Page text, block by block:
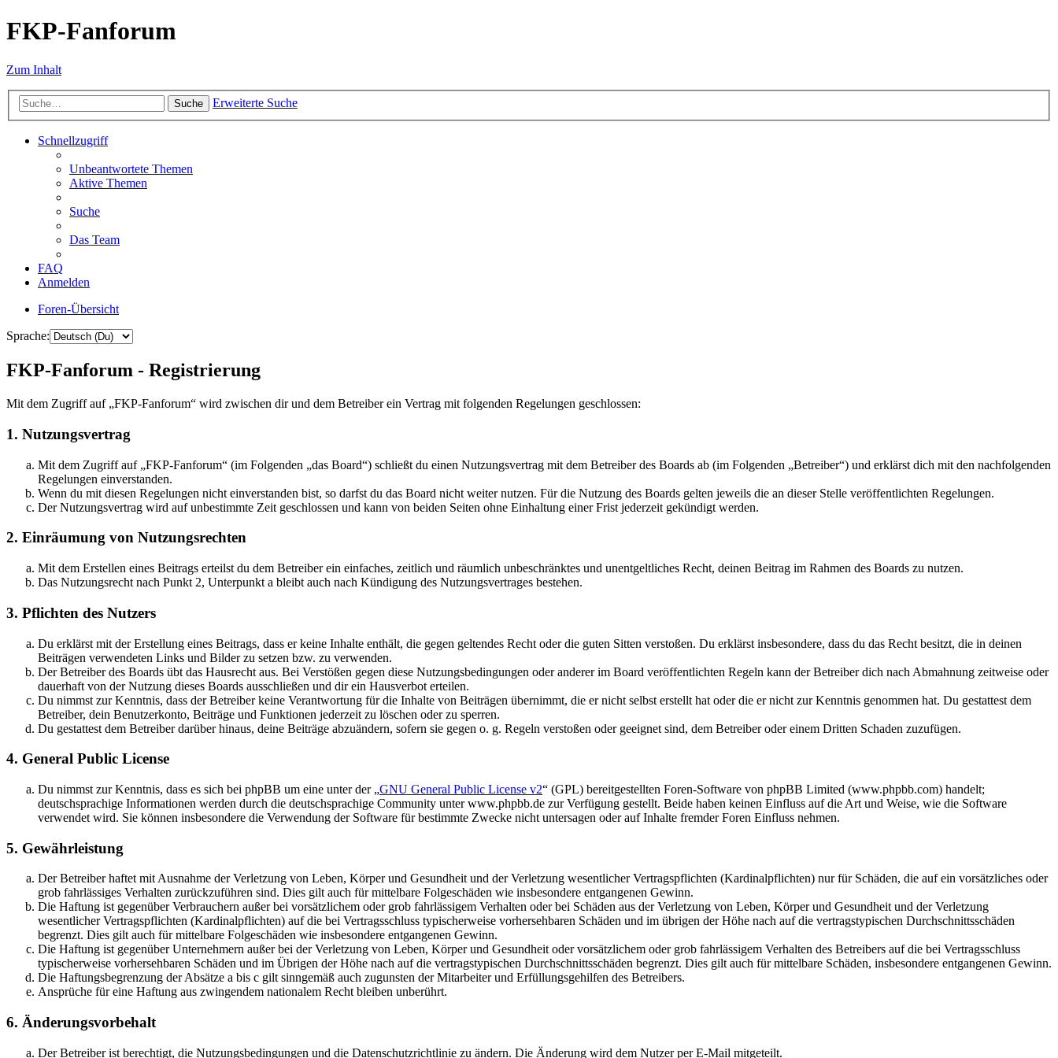
FKP-Fanforum
Zum Inhalt
Suche Erweiterte Suche
Schnellzugriff
Unbeantwortete Themen
Aktive Themen
Suche
Das Team
FAQ
Anmelden
Foren-Übersicht
Sprache:
FKP-Fanforum - Registrierung
Mit dem Zugriff auf „FKP-Fanforum“ wird zwischen dir und dem Betreiber ein Vertrag mit folgenden Regelungen geschlossen:
1. Nutzungsvertrag
Mit dem Zugriff auf „FKP-Fanforum“ (im Folgenden „das Board“) schließt du einen Nutzungsvertrag mit dem Betreiber des Boards ab (im Folgenden „Betreiber“) und erklärst dich mit den nachfolgenden
Regelungen einverstanden.
Wenn du mit diesen Regelungen nicht einverstanden bist, so darfst du das Board nicht weiter nutzen. Für die Nutzung des Boards gelten jeweils die an dieser Stelle veröffentlichten Regelungen.
Der Nutzungsvertrag wird auf unbestimmte Zeit geschlossen und kann von beiden Seiten ohne Einhaltung einer Frist jederzeit gekündigt werden.
2. Einräumung von Nutzungsrechten
Mit dem Erstellen eines Beitrags erteilst du dem Betreiber ein einfaches, zeitlich und räumlich unbeschränktes und unentgeltliches Recht, deinen Beitrag im Rahmen des Boards zu nutzen.
Das Nutzungsrecht nach Punkt 2, Unterpunkt a bleibt auch nach Kündigung des Nutzungsvertrages bestehen.
3. Pflichten des Nutzers
Du erklärst mit der Erstellung eines Beitrags, dass er keine Inhalte enthält, die gegen geltendes Recht oder die guten Sitten verstoßen. Du erklärst insbesondere, dass du das Recht besitzt, die in deinen
Beiträgen verwendeten Links und Bilder zu setzen bzw. zu verwenden.
Der Betreiber des Boards übt das Hausrecht aus. Bei Verstößen gegen diese Nutzungsbedingungen oder anderer im Board veröffentlichten Regeln kann der Betreiber dich nach Abmahnung zeitweise oder
dauerhaft von der Nutzung dieses Boards ausschließen und dir ein Hausverbot erteilen.
Du nimmst zur Kenntnis, dass der Betreiber keine Verantwortung für die Inhalte von Beiträgen übernimmt, die er nicht selbst erstellt hat oder die er nicht zur Kenntnis genommen hat. Du gestattest dem
Betreiber, dein Benutzerkonto, Beiträge und Funktionen jederzeit zu löschen oder zu sperren.
Du gestattest dem Betreiber darüber hinaus, deine Beiträge abzuändern, sofern sie gegen o. g. Regeln verstoßen oder geeignet sind, dem Betreiber oder einem Dritten Schaden zuzufügen.
4. General Public License
Du nimmst zur Kenntnis, dass es sich bei phpBB um eine unter der „GNU General Public License v2“ (GPL) bereitgestellten Foren-Software von phpBB Limited (www.phpbb.com) handelt;
deutschsprachige Informationen werden durch die deutschsprachige Community unter www.phpbb.de zur Verfügung gestellt. Beide haben keinen Einfluss auf die Art und Weise, wie die Software
verwendet wird. Sie können insbesondere die Verwendung der Software für bestimmte Zwecke nicht untersagen oder auf Inhalte fremder Foren Einfluss nehmen.
5. Gewährleistung
Der Betreiber haftet mit Ausnahme der Verletzung von Leben, Körper und Gesundheit und der Verletzung wesentlicher Vertragspflichten (Kardinalpflichten) nur für Schäden, die auf ein vorsätzliches oder
grob fahrlässiges Verhalten zurückzuführen sind. Dies gilt auch für mittelbare Folgeschäden wie insbesondere entgangenen Gewinn.
Die Haftung ist gegenüber Verbrauchern außer bei vorsätzlichem oder grob fahrlässigem Verhalten oder bei Schäden aus der Verletzung von Leben, Körper und Gesundheit und der Verletzung
wesentlicher Vertragspflichten (Kardinalpflichten) auf die bei Vertragsschluss typischerweise vorhersehbaren Schäden und im übrigen der Höhe nach auf die vertragstypischen Durchschnittsschäden
begrenzt. Dies gilt auch für mittelbare Folgeschäden wie insbesondere entgangenen Gewinn.
Die Haftung ist gegenüber Unternehmern außer bei der Verletzung von Leben, Körper und Gesundheit oder vorsätzlichem oder grob fahrlässigem Verhalten des Betreibers auf die bei Vertragsschluss
typischerweise vorhersehbaren Schäden und im Übrigen der Höhe nach auf die vertragstypischen Durchschnittsschäden begrenzt. Dies gilt auch für mittelbare Schäden, insbesondere entgangenen Gewinn.
Die Haftungsbegrenzung der Absätze a bis c gilt sinngemäß auch zugunsten der Mitarbeiter und Erfüllungsgehilfen des Betreibers.
Ansprüche für eine Haftung aus zwingendem nationalem Recht bleiben unberührt.
6. Änderungsvorbehalt
Der Betreiber ist berechtigt, die Nutzungsbedingungen und die Datenschutzrichtlinie zu ändern. Die Änderung wird dem Nutzer per E-Mail mitgeteilt.